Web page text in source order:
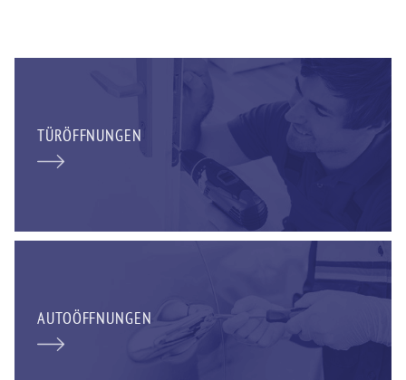
TÜRÖFFNUNGEN
AUTOÖFFNUNGEN